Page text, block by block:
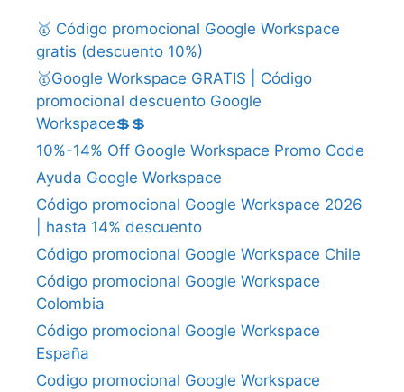
🥇 Código promocional Google Workspace
gratis (descuento 10%)
🥇Google Workspace GRATIS | Código
promocional descuento Google
Workspace💲💲
10%-14% Off Google Workspace Promo Code
Ayuda Google Workspace
Código promocional Google Workspace 2026
| hasta 14% descuento
Código promocional Google Workspace Chile
Código promocional Google Workspace
Colombia
Código promocional Google Workspace
España
Codigo promocional Google Workspace